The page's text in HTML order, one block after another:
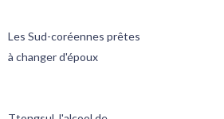
Les Sud-coréennes prêtes
à changer d'époux